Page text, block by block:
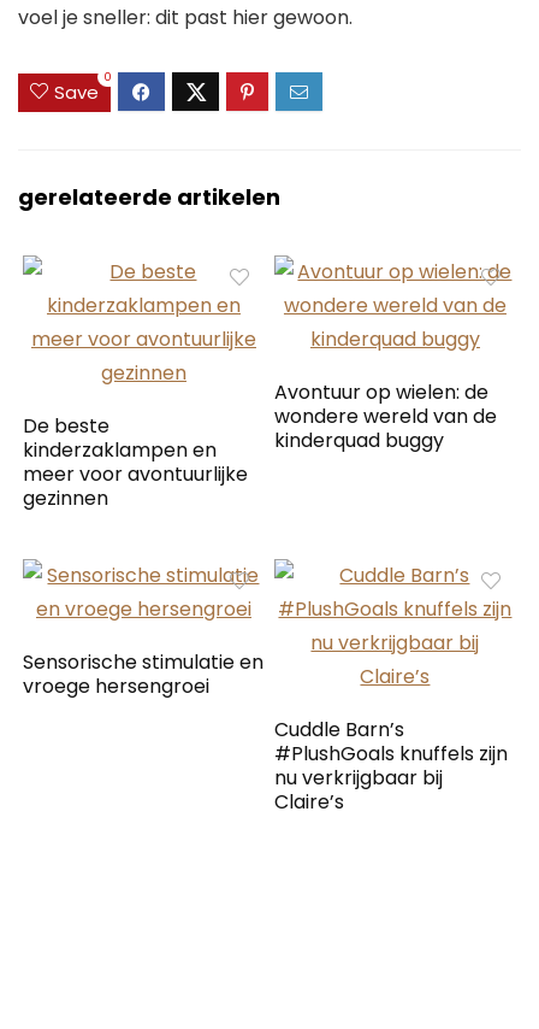
voel je sneller: dit past hier gewoon.
Save
0
gerelateerde artikelen
De beste
kinderzaklampen en
meer voor avontuurlijke
gezinnen
Avontuur op wielen: de
wondere wereld van de
kinderquad buggy
Sensorische stimulatie en
vroege hersengroei
Cuddle Barn’s
#PlushGoals knuffels zijn
nu verkrijgbaar bij
Claire’s